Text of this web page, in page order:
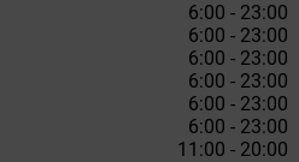
6:00 - 23:00
6:00 - 23:00
6:00 - 23:00
6:00 - 23:00
6:00 - 23:00
6:00 - 23:00
11:00 - 20:00